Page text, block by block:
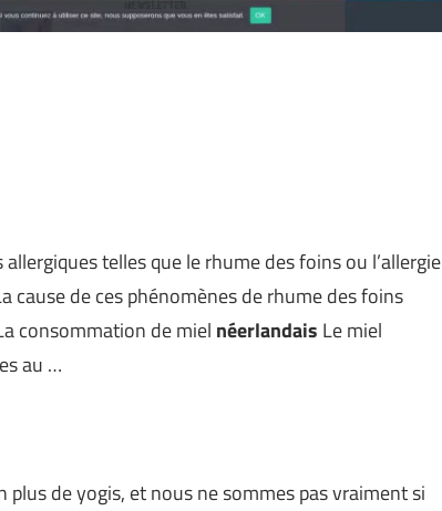
telles que le rhume des foins ou l’allergie
de ces phénomènes de rhume des foins
consommation de miel néerlandais Le miel
au …
plus de yogis, et nous ne sommes pas vraiment si